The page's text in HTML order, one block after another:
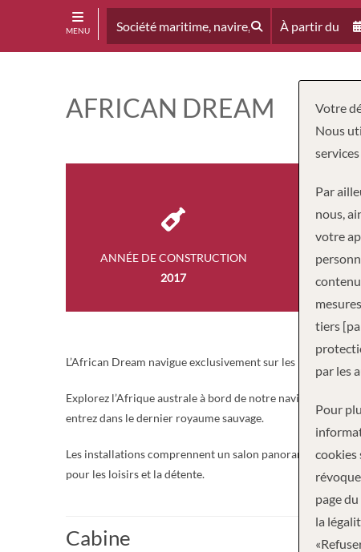
MENU À partir du
AFRICAN DREAM
ANNÉE DE CONSTRUCTION
2017
L’African Dream navigue exclusivement sur les rivières de
Explorez l’Afrique australe à bord de notre navire tout
entrez dans le dernier royaume sauvage.
Les installations comprennent un salon panoramique, un
pour les loisirs et la détente.
Cabine
Votre
Nous
Par
nous,
votre
tiers
par les
Pour
cookies
page
la